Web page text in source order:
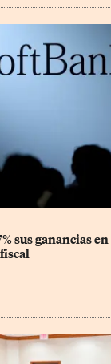
sus ganancias